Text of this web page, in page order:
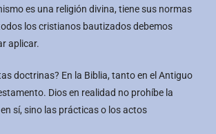
es una religión divina, tiene sus normas
los cristianos bautizados debemos
aplicar.
doctrinas? En la Biblia, tanto en el Antiguo
Dios en realidad no prohíbe la
sí, sino las prácticas o los actos